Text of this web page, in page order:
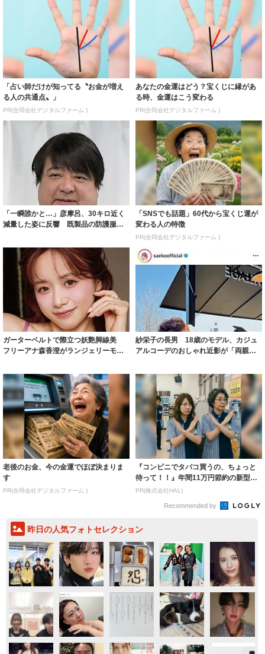
「占い師だけが知ってる〝お金が増え
る人の共通点〟」
PR(合同会社デジタルファーム )
あなたの金運はどう？宝くじに縁があ
る時、金運はこう変わる
PR(合同会社デジタルファーム )
「一瞬誰かと…」彦摩呂、30キロ近く
減量した姿に反響 既製品の防護服が
「SNSでも話題」60代から宝くじ運が
変わる人の特徴
PR(合同会社デジタルファーム )
ガーターベルトで際立つ妖艶脚線美
フリーアナ森香澄がランジェリーモデ
紗栄子の長男 18歳のモデル、カジュ
アルコーデのおしゃれ近影が「両親の
老後のお金、今の金運でほぼ決まりま
す
PR(合同会社デジタルファーム )
『コンビニでタバコ買うの、ちょっと
待って！！』年間11万円節約の新型タ
バコ
PR(株式会社HAL)
Recommended by
昨日の人気フォトセレクション